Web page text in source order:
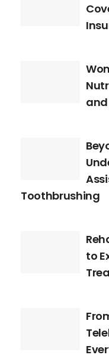
Toothbrushing
to